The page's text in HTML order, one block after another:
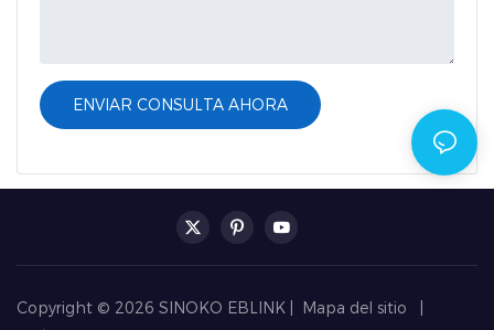
ENVIAR CONSULTA AHORA
Copyright © 2026 SINOKO EBLINK | Mapa del sitio